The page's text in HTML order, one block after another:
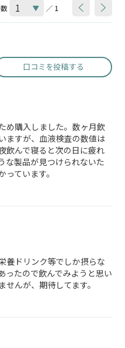
／ 1
口コミを投稿する
め購入しました。数ヶ月飲
ますが、血液検査の数値は
飲んで寝ると次の日に疲れ
な製品が見つけられないた
ています。
養ドリンク等でしか摂らな
ったので飲んでみようと思い
んが、期待してます。